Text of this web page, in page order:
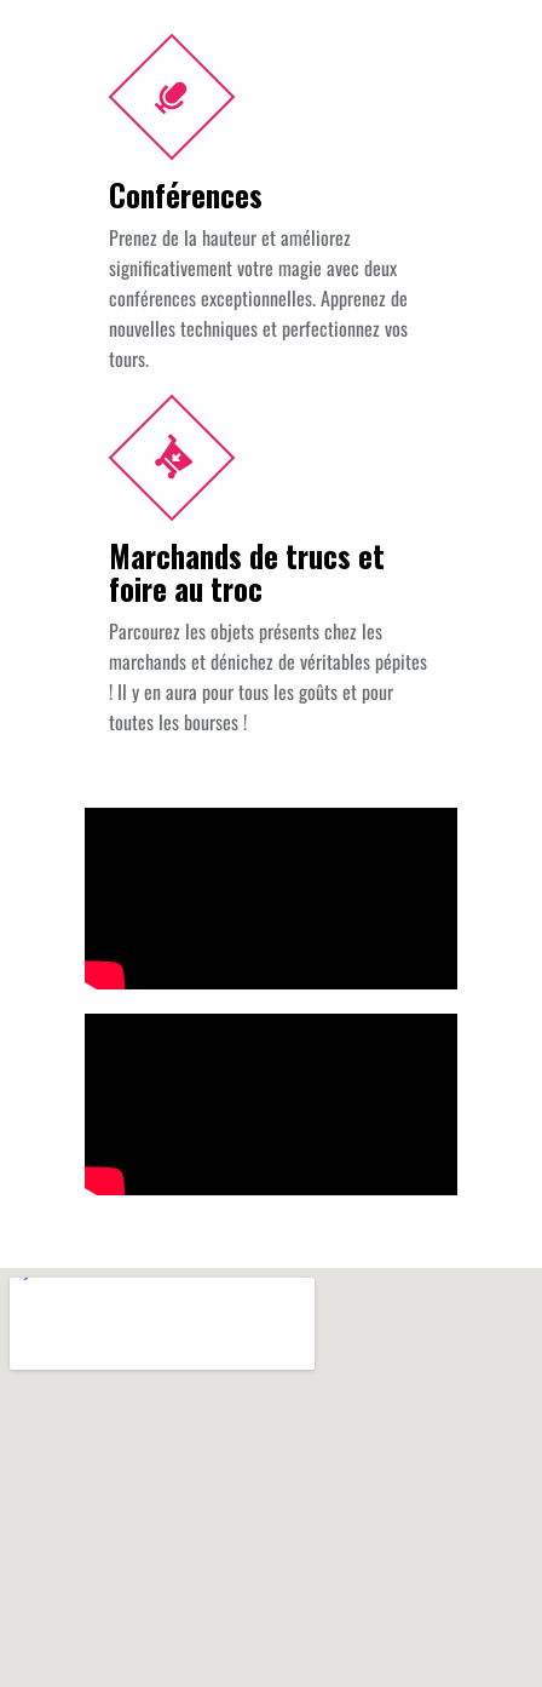
Conférences
Prenez de la hauteur et améliorez
significativement votre magie avec deux
conférences exceptionnelles. Apprenez de
nouvelles techniques et perfectionnez vos
tours.
Marchands de trucs et
foire au troc
Parcourez les objets présents chez les
marchands et dénichez de véritables pépites
! Il y en aura pour tous les goûts et pour
toutes les bourses !